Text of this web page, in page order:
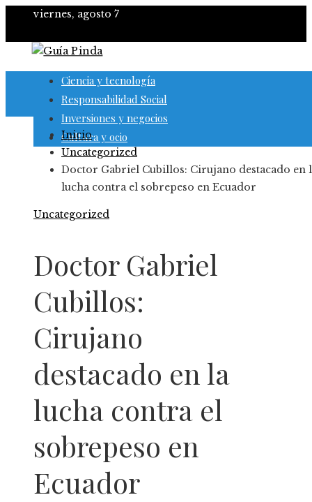
viernes, agosto 7
Ciencia y tecnología
Responsabilidad Social
Inversiones y negocios
Cultura y ocio
Inicio
Uncategorized
Doctor Gabriel Cubillos: Cirujano destacado en
lucha contra el sobrepeso en Ecuador
Uncategorized
Doctor Gabriel
Cubillos:
Cirujano
destacado en la
lucha contra el
sobrepeso en
Ecuador